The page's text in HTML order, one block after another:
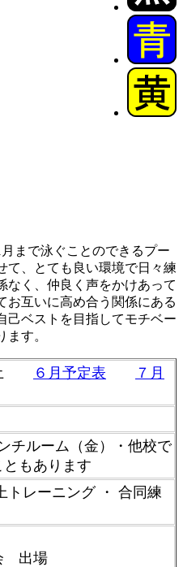
まで泳ぐことのできるプー
て、とても良い環境で日々練
なく、仲良く声をかけあって
お互いに高め合う関係にある
己ベストを目指してモチベー
す。
土 ６月予定表
７月
チルーム（金）・他校で
もあります
トレーニング ・ 合同練
出場